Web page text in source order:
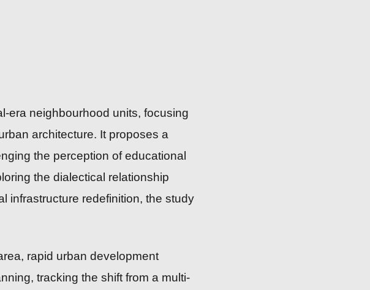
era neighbourhood units, focusing
architecture. It proposes a
the perception of educational
the dialectical relationship
infrastructure redefinition, the study
rapid urban development
tracking the shift from a multi-